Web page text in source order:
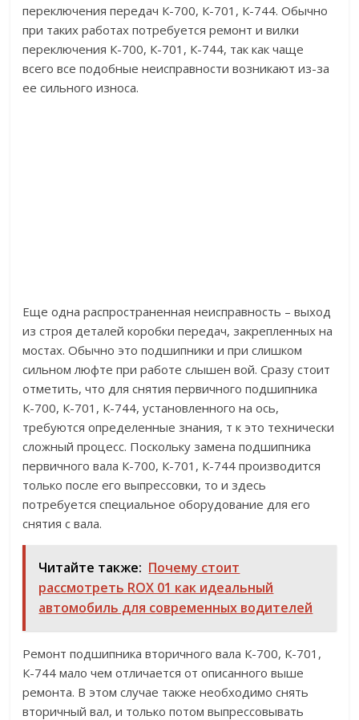
переключения передач К-700, К-701, К-744. Обычно
при таких работах потребуется ремонт и вилки
переключения К-700, К-701, К-744, так как чаще
всего все подобные неисправности возникают из-за
ее сильного износа.
Еще одна распространенная неисправность – выход
из строя деталей коробки передач, закрепленных на
мостах. Обычно это подшипники и при слишком
сильном люфте при работе слышен вой. Сразу стоит
отметить, что для снятия первичного подшипника
К-700, К-701, К-744, установленного на ось,
требуются определенные знания, т к это технически
сложный процесс. Поскольку замена подшипника
первичного вала К-700, К-701, К-744 производится
только после его выпрессовки, то и здесь
потребуется специальное оборудование для его
снятия с вала.
Читайте также: Почему стоит
рассмотреть ROX 01 как идеальный
автомобиль для современных водителей
Ремонт подшипника вторичного вала К-700, К-701,
К-744 мало чем отличается от описанного выше
ремонта. В этом случае также необходимо снять
вторичный вал, и только потом выпрессовывать